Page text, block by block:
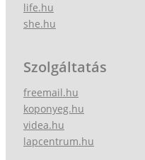
life.hu
she.hu
Szolgáltatás
freemail.hu
koponyeg.hu
videa.hu
lapcentrum.hu